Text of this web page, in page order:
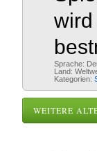
Sprache:
Land:
Kategorien:
WEITERE